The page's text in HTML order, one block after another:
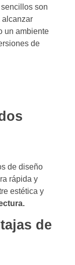
son
alcanzar
un ambiente
de
de diseño
rápida y
estética y
de